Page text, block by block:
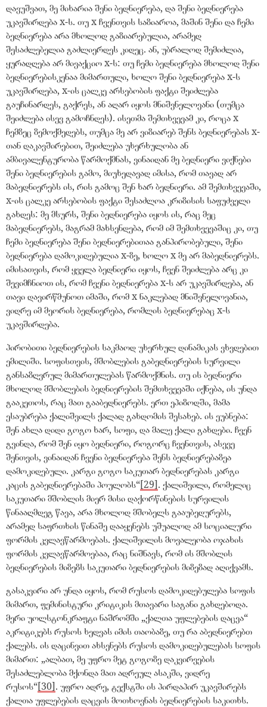
დავუშვათ, მე მიხარია შენი ბედნიერება, და შენი ბედნიერება
უკავშირდება x-ს. თუ x ჩვენთვის საზიაროა, მაშინ შენი და ჩემი
ბედნიერება არა მხოლოდ გაზიარებულია, არამედ
შესაძლებელია გაძლიერდეს კიდეც. ან, უბრალოდ შემიძლია,
ყურადღება არ მივაქციო x-ს: თუ ჩემი ბედნიერება მხოლოდ შენი
ბედნიერებისკენაა მიმართული, ხოლო შენი ბედნიერება x-ს
უკავშირდება, x-ის ცალკე არსებობის ფაქტი შეიძლება
გაუჩინარდეს, გაქრეს, ან აღარ იყოს მნიშვნელოვანი (თუმცა
შეიძლება ისევ გამოჩნდეს). ისეთმა შემთხვევამ კი, როცა x
ჩემზეც ზემოქმედებს, თუმცა მე არ ვიზიარებ შენს ბედნიერებას x-
თან დაკავშირებით, შეიძლება უხერხულობა ან
ამბივალენტურობა წარმოქმნას, ვინაიდან მე ბედნიერი ვიქნები
შენი ბედნიერების გამო, მიუხედავად იმისა, რომ თავად არ
მაბედნიერებს ის, რის გამოც შენ ხარ ბედნიერი. ამ შემთხვევაში,
x-ის ცალკე არსებობის ფაქტი შესაძლოა კრიზისის საფუძველი
გახდეს: მე მსურს, შენი ბედნიერება იყოს ის, რაც მეც
მაბედნიერებს, მაგრამ მახსენდება, რომ იმ შემთხვევაშიც კი, თუ
ჩემი ბედნიერება შენი ბედნიერებითაა განპირობებული, შენი
ბედნიერება დამოკიდებულია x-ზე, ხოლო x მე არ მაბედნიერებს.
იმისათვის, რომ ყველა ბედნიერი იყოს, ჩვენ შეიძლება არც კი
შევიმჩნიოთ ის, რომ ჩვენი ბედნიერება x-ს არ უკავშირდება, ან
თავი დავირწმუნოთ იმაში, რომ x ნაკლებად მნიშვნელოვანია,
ვიდრე იმ მეორის ბედნიერება, რომლის ბედნიერებაც x-ს
უკავშირდება.
პირობითი ბედნიერების საკმაოდ უხერხულ დინამიკას ვხვდებით
ემილიში. სოფისთვის, მშობლების გაბედნიერების სურვილი
განსაზღვრულ მიმართულებას წარმოქმნის. თუ ის ბედნიერი
მხოლოდ მშობლების ბედნიერების შემთხვევაში იქნება, ის უნდა
გააკეთოს, რაც მათ გააბედნიერებს. ერთ ეპიზოდში, მამა
ესაუბრება ქალიშვილს ქალად გახდომის შესახებ. ის ეუბნება:
შენ ახლა დიდი გოგო ხარ, სოფი, და მალე ქალი გახდები. ჩვენ
გვინდა, რომ შენ იყო ბედნიერი, როგორც ჩვენთვის, ასევე
შენთვის, ვინაიდან ჩვენი ბედნიერება შენს ბედნიერებაზეა
დამოკიდებული. კარგი გოგო საკუთარ ბედნიერებას კარგი
კაცის გაბედნიერებაში პოულობს“[29]. ქალიშვილი, რომელიც
საკუთარი მშობლის მიერ მისი დაქორწინების სურვილის
წინააღმდეგ წავა, არა მხოლოდ მშობელს გააუბედურებს,
არამედ საფრთხის წინაშე დააყენებს უშუალოდ ამ სოციალური
ფორმის კვლავწარმოებას. ქალიშვილის მოვალეობა ოჯახის
ფორმის კვლავწარმოებაა, რაც ნიშნავს, რომ ის მშობლის
ბედნიერების მიზეზს საკუთარი ბედნიერების მიზეზად აღიქვამს.
გასაკვირი არ უნდა იყოს, რომ რუსოს დამოკიდებულება სოფის
მიმართ, ფემინისტური კრიტიკის მთავარი საგანი გახდებოდა.
მერი უოლსტონკრაფტი ნაშრომში „ქალთა უფლებების დაცვა“
აკრიტიკებს რუსოს ხედვას იმის თაობაზე, თუ რა აბედნიერებთ
ქალებს. ის დაცინვით ახსენებს რუსოს დამოკიდებულებას სოფის
მიმართ: „ალბათ, მე უფრო მეტ გოგოზე დაკვირვების
შესაძლებლობა მქონდა მათ ადრეულ ასაკში, ვიდრე
რუსოს“[30]. უფრო ადრე, ტექსტში ის პირდაპირ უკავშირებს
ქალთა უფლებების დაცვის მოთხოვნას ბედნიერების საკითხს.